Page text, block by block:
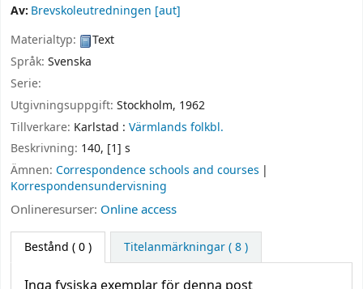
Av: Brevskoleutredningen [aut]
Materialtyp:
Text
Språk: Svenska
Serie:
Utgivningsuppgift: Stockholm, 1962
Tillverkare: Karlstad : Värmlands folkbl.
Beskrivning: 140, [1] s
Ämnen: Correspondence schools and courses
Korrespondensundervisning
Onlineresurser: Online access
Bestånd ( 0 ) Titelanmärkningar ( 8 )